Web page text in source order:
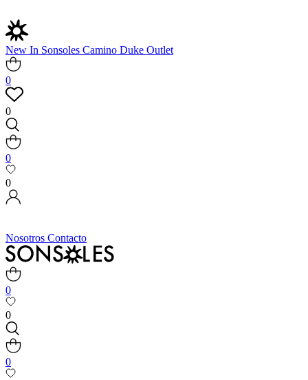
New In Sonsoles Camino Duke Outlet
0
0
0
0
Nosotros Contacto
0
0
0